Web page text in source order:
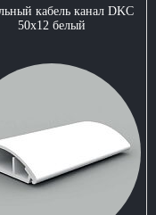
кабель канал DKC
50x12 белый